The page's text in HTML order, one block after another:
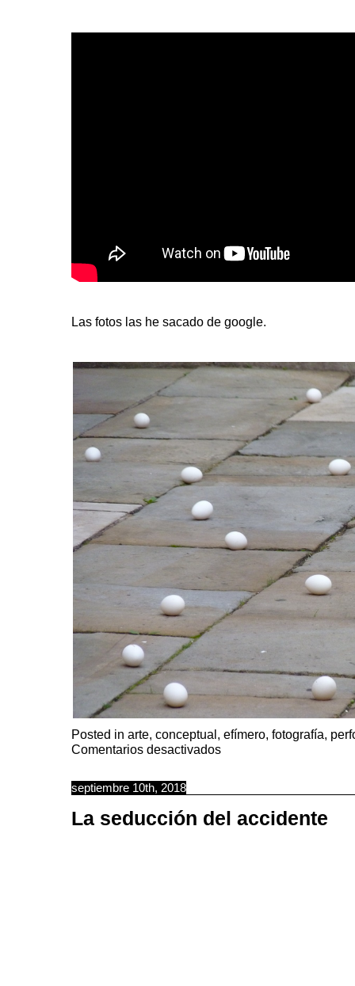
Las fotos las he sacado de google.
Posted in arte, conceptual, efímero, fotografía,
Comentarios desactivadosVamos
septiembre 10th, 2018
La seducción del accidente